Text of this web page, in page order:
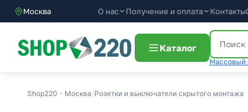
Москва О нас Получение и оплата Контакты
Каталог
Массовый
Shop220 - Москва/Розетки и выключатели скрытого монтажа